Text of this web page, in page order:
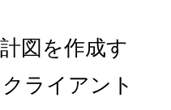
図を作成す
ライアント